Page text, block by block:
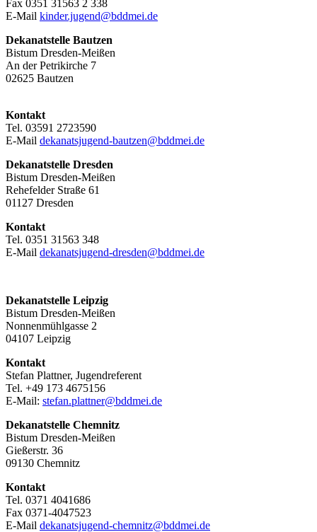
Fax 0351 31563 2 338
E-Mail kinder.jugend@bddmei.de
Dekanatstelle Bautzen
Bistum Dresden-Meißen
An der Petrikirche 7
02625 Bautzen
Kontakt
Tel. 03591 2723590
E-Mail dekanatsjugend-bautzen@bddmei.de
Dekanatstelle Dresden
Bistum Dresden-Meißen
Rehefelder Straße 61
01127 Dresden
Kontakt
Tel. 0351 31563 348
E-Mail dekanatsjugend-dresden@bddmei.de
Dekanatstelle Leipzig
Bistum Dresden-Meißen
Nonnenmühlgasse 2
04107 Leipzig
Kontakt
Stefan Plattner, Jugendreferent
Tel. +49 173 4675156
E-Mail: stefan.plattner@bddmei.de
Dekanatstelle Chemnitz
Bistum Dresden-Meißen
Gießerstr. 36
09130 Chemnitz
Kontakt
Tel. 0371 4041686
Fax 0371-4047523
E-Mail dekanatsjugend-chemnitz@bddmei.de